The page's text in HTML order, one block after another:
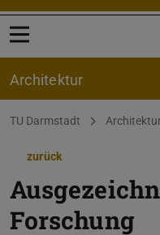
Menü öffnen
Architektur
Sie befinden sich hier:
TU Darmstadt
zurück
Forschung